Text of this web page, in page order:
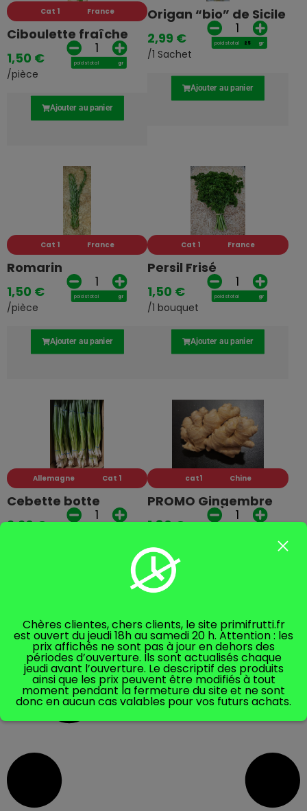
Cat 1 France
Ciboulette fraîche
1,50 €
/pièce
poids total gr
Ajouter au panier
Origan “bio” de Sicile
2,99 €
/1 Sachet
poids total gr
Ajouter au panier
Cat 1 France
Romarin
1,50 €
/pièce
poids total gr
Ajouter au panier
Cat 1 France
Persil Frisé
1,50 €
/1 bouquet
poids total gr
Ajouter au panier
Allemagne Cat 1
Cebette botte
2,20€
cat1 Chine
PROMO Gingembre
1,80€
Chères clientes, chers clients, le site primifrutti.fr
est ouvert du jeudi 18h au samedi 20 h. Attention : les
prix affichés ne sont pas à jour en dehors des
périodes d’ouverture. Ils sont actualisés chaque
jeudi avant l’ouverture. Le descriptif des produits
ainsi que les prix peuvent être modifiés à tout
moment pendant la fermeture du site et ne sont
donc en aucun cas valables pour vos futurs achats.